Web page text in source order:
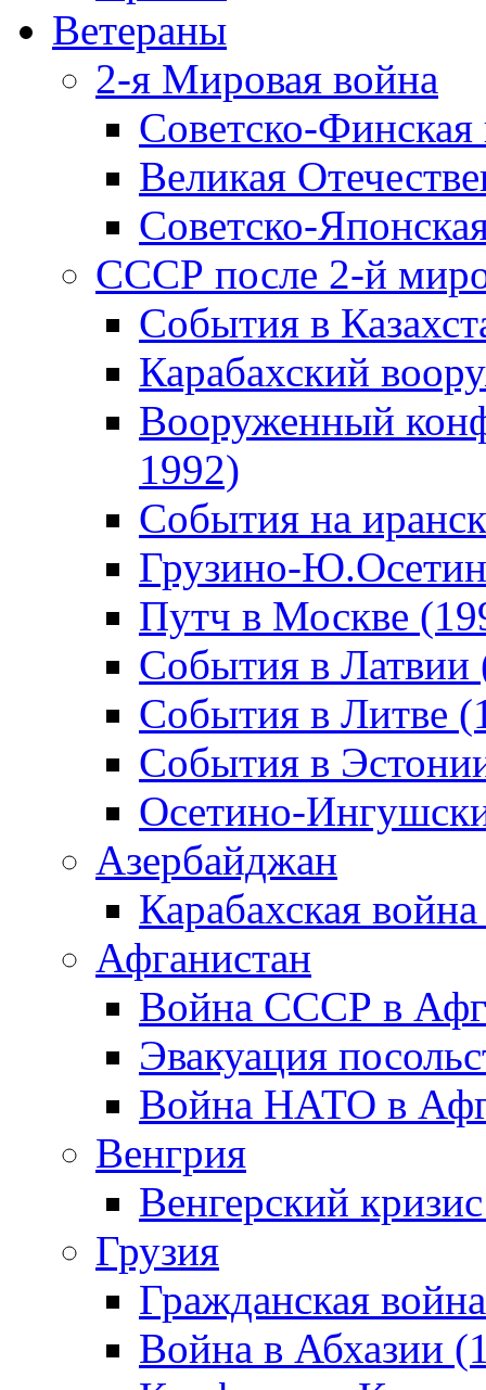
Ветераны
2-я Мировая война
Советско-
Великая
Советско-
СССР после 2-й
События в
Карабахский
Вооруженный
1992)
События на
Грузино-
Путч в Москве
События в Латвии
События в Литве
События в
Осетино-
Азербайджан
Карабахская
Афганистан
Война СССР в
Эвакуация
Война НАТО в
Венгрия
Венгерский
Грузия
Гражданская
Война в Абхазии